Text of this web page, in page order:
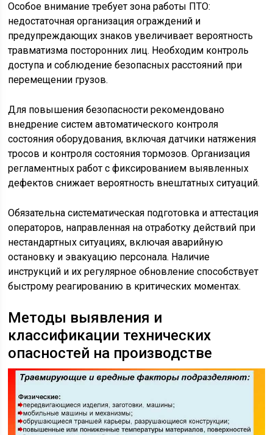
Особое внимание требует зона работы ПТО:
недостаточная организация ограждений и
предупреждающих знаков увеличивает вероятность
травматизма посторонних лиц. Необходим контроль
доступа и соблюдение безопасных расстояний при
перемещении грузов.
Для повышения безопасности рекомендовано
внедрение систем автоматического контроля
состояния оборудования, включая датчики натяжения
тросов и контроля состояния тормозов. Организация
регламентных работ с фиксированием выявленных
дефектов снижает вероятность внештатных ситуаций.
Обязательна систематическая подготовка и аттестация
операторов, направленная на отработку действий при
нестандартных ситуациях, включая аварийную
остановку и эвакуацию персонала. Наличие
инструкций и их регулярное обновление способствует
быстрому реагированию в критических моментах.
Методы выявления и
классификации технических
опасностей на производстве